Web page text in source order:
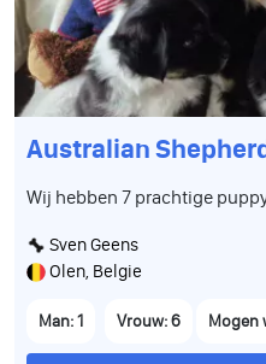
Australian
Wij hebben 7 prachtige
Sven Geens
Olen, Belgie
Man: 1 Vrouw: 6 Mogen